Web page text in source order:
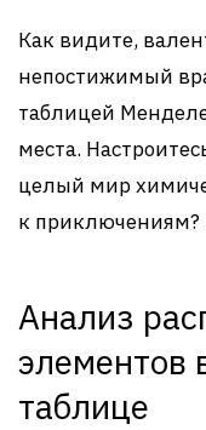
Как видите,
непостижимый
таблицей
места.
целый мир
к приключениям?
Анализ
элементов
таблице